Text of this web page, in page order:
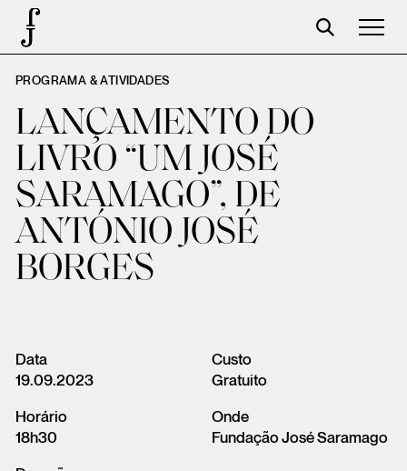
Foundation
Events
The foundation
Partners
Centenary
Store
Login
PROGRAMA & ATIVIDADES
LANÇAMENTO DO
LIVRO “UM JOSÉ
SARAMAGO”, DE
ANTÓNIO JOSÉ
BORGES
Data
19.09.2023
Horário
18h30
Custo
Gratuito
Onde
Fundação José Saramago